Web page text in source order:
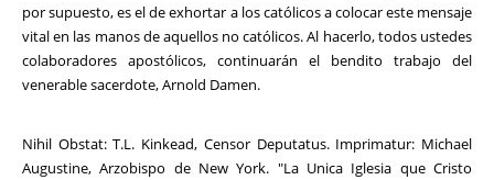
por supuesto, es el de exhortar a los católicos a colocar este mensaje
vital en las manos de aquellos no católicos. Al hacerlo, todos ustedes
colaboradores apostólicos, continuarán el bendito trabajo del
venerable sacerdote, Arnold Damen.
Nihil Obstat: T.L. Kinkead, Censor Deputatus. Imprimatur: Michael
Augustine, Arzobispo de New York. "La Unica Iglesia que Cristo